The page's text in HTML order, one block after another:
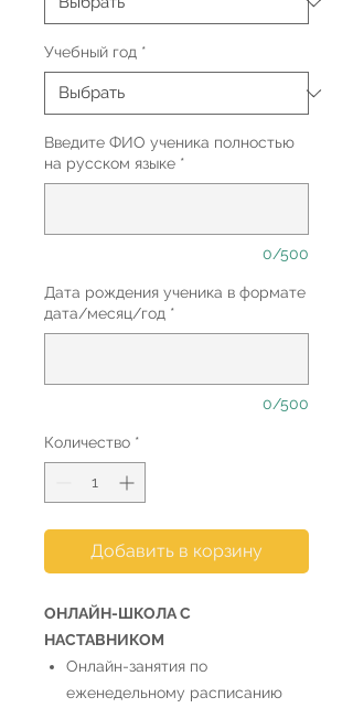
Учебный год *
Введите ФИО ученика полностью
на русском языке *
0/500
Дата рождения ученика в формате
дата/месяц/год *
0/500
Количество *
Добавить в корзину
ОНЛАЙН-ШКОЛА С
НАСТАВНИКОМ
Онлайн-занятия по
еженедельному расписанию